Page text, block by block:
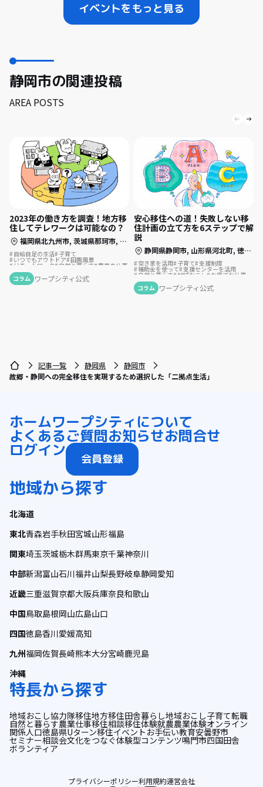
イベントをもっと見る
静岡市の関連投稿
AREA POSTS
2023年の働き方を調査！地方移
住してテレワークは可能なの？
福岡県北九州市, 茨城県那珂市, 長崎県長崎市,
自給自足の生活 子育て
いつでもアウトドア 田園風景
リモートワーク 自然と暮らす 農業の仕事
夢の暮らし
スポーツで豊かに 古民家を活用
テレワーク ふるさとで暮らす
コラム ワープシティ公式
安心移住への道！失敗しない移
住計画の立て方を6ステップで解
説
静岡県静岡市, 山形県河北町, 徳島県徳島市,
空き家を活用 子育て 支援制度
補助金を使って 支援センターを活用
自然と暮らす 地域おこし お家でお仕事
移住計画
テレワーク お試し移住 ふるさとで暮らす
島暮らし 移住先で理想の暮らし
コラム ワープシティ公式
記事一覧 静岡県
静岡市
故郷・静岡への完全移住を実現するため選択した「二拠点生活」
ホームワープシティについて
よくあるご質問お知らせお問合せ
ログイン 会員登録
地域から探す
北海道
東北青森岩手秋田宮城山形福島
関東埼玉茨城栃木群馬東京千葉神奈川
中部新潟富山石川福井山梨長野岐阜静岡愛知
近畿三重滋賀京都大阪兵庫奈良和歌山
中国鳥取島根岡山広島山口
四国徳島香川愛媛高知
九州福岡佐賀長崎熊本大分宮崎鹿児島
沖縄
特長から探す
地域おこし協力隊移住地方移住田舎暮らし地域おこし子育て転職
自然と暮らす農業仕事移住相談移住体験就農農業体験オンライン
関係人口徳島県Uターン移住イベント お手伝い教育安曇野市
セミナー相談会文化をつなぐ体験型コンテンツ鳴門市四国田舎
ボランティア
プライバシーポリシー利用規約運営会社